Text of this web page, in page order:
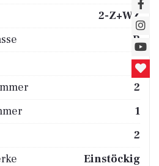
2-Z+WZ
B
3
2
1
2
Einstöckig